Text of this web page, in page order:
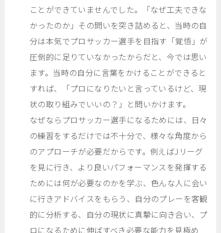
ことができていませんでした。「なぜ工夫できな
かったのか」その問いを突き詰めると、当時の自
分は本気でプロサッカー選手を目指す「覚悟」が
圧倒的に足りていなかったからだと、今では思い
ます。当時の自分に言葉をかけることができると
すれば、「プロになりたいと言っているけど、現
状の取り組みでいいの？」と問いかけます。
なぜならプロサッカー選手になるためには、日々
の練習をするだけでは不十分で、様々な角度から
のアプローチが必要だからです。例えばJリーグ
を見に行き、より良いパフォーマンスを発揮する
ためには何が必要なのかを学ぶ、色んな人に会い
に行きアドバイスをもらう、自分のプレーを客観
的に分析する、自分の現状に真摯に向き合い、プ
ロになるために伸ばすべき必要な能力を見極め